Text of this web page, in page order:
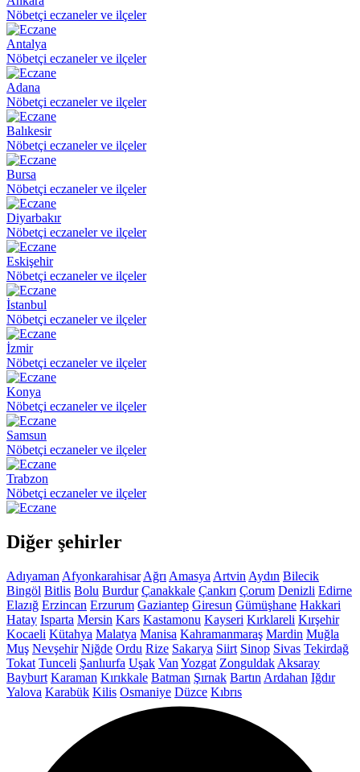
Nöbetçi eczaneler ve ilçeler
Antalya
Nöbetçi eczaneler ve ilçeler
Adana
Nöbetçi eczaneler ve ilçeler
Balıkesir
Nöbetçi eczaneler ve ilçeler
Bursa
Nöbetçi eczaneler ve ilçeler
Diyarbakır
Nöbetçi eczaneler ve ilçeler
Eskişehir
Nöbetçi eczaneler ve ilçeler
İstanbul
Nöbetçi eczaneler ve ilçeler
İzmir
Nöbetçi eczaneler ve ilçeler
Konya
Nöbetçi eczaneler ve ilçeler
Samsun
Nöbetçi eczaneler ve ilçeler
Trabzon
Nöbetçi eczaneler ve ilçeler
Diğer şehirler
Adıyaman Afyonkarahisar Ağrı Amasya Artvin Aydın Bilecik
Bingöl Bitlis Bolu Burdur Çanakkale Çankırı Çorum Denizli Edirne
Elazığ Erzincan Erzurum Gaziantep Giresun Gümüşhane Hakkari
Hatay Isparta Mersin Kars Kastamonu Kayseri Kırklareli Kırşehir
Kocaeli Kütahya Malatya Manisa Kahramanmaraş Mardin Muğla
Muş Nevşehir Niğde Ordu Rize Sakarya Siirt Sinop Sivas Tekirdağ
Tokat Tunceli Şanlıurfa Uşak Van Yozgat Zonguldak Aksaray
Bayburt Karaman Kırıkkale Batman Şırnak Bartın Ardahan Iğdır
Yalova Karabük Kilis Osmaniye Düzce Kıbrıs